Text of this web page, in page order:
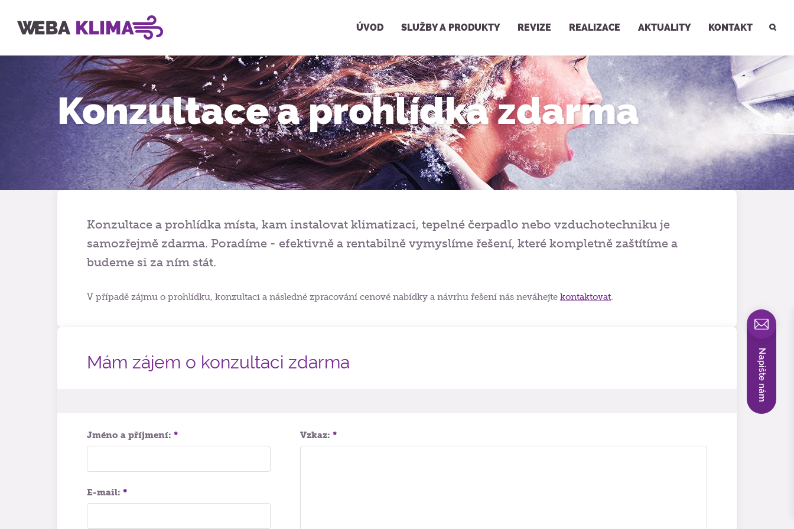
ÚVOD SLUŽBY A PRODUKTY REVIZE REALIZACE AKTUALITY KONTAKT
Konzultace a prohlídka zdarma
Konzultace a prohlídka místa, kam instalovat klimatizaci, tepelné čerpadlo nebo vzduchotechniku je
samozřejmě zdarma. Poradíme - efektivně a rentabilně vymyslíme řešení, které kompletně zaštítíme a
budeme si za ním stát.
V případě zájmu o prohlídku, konzultaci a následné zpracování cenové nabídky a návrhu řešení nás neváhejte kontaktovat.
Mám zájem o konzultaci zdarma
Jméno a příjmení: *
E-mail: *
Vzkaz: *
Napište nám